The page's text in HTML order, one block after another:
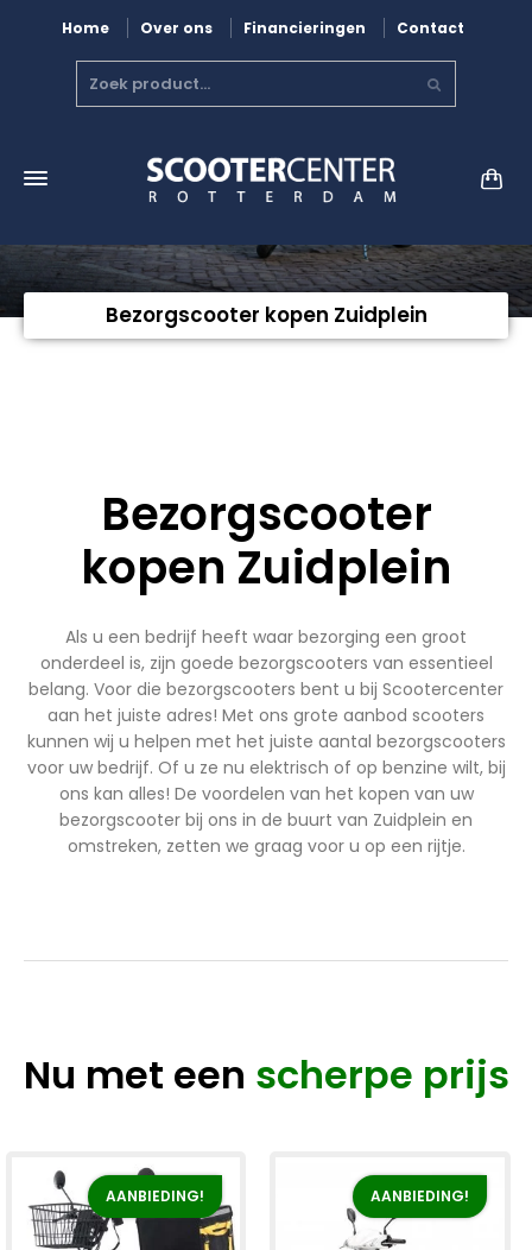
Home Over ons Financieringen Contact
Bezorgscooter kopen Zuidplein
Bezorgscooter
kopen Zuidplein
Als u een bedrijf heeft waar bezorging een groot
onderdeel is, zijn goede bezorgscooters van essentieel
belang. Voor die bezorgscooters bent u bij Scootercenter
aan het juiste adres! Met ons grote aanbod scooters
kunnen wij u helpen met het juiste aantal bezorgscooters
voor uw bedrijf. Of u ze nu elektrisch of op benzine wilt, bij
ons kan alles! De voordelen van het kopen van uw
bezorgscooter bij ons in de buurt van Zuidplein en
omstreken, zetten we graag voor u op een rijtje.
Nu met een scherpe prijs
AANBIEDING! AANBIEDING!